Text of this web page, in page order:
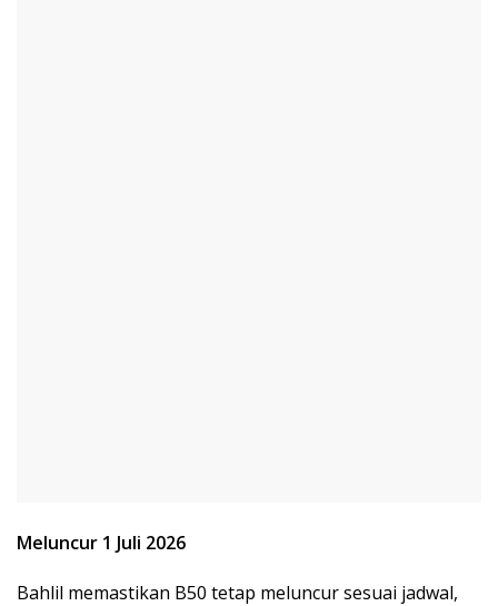
Meluncur 1 Juli 2026
Bahlil memastikan B50 tetap meluncur sesuai jadwal,